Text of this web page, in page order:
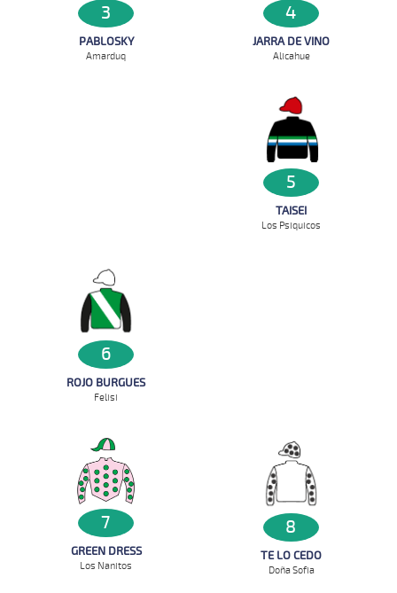
3
PABLOSKY
Amarduq
4
JARRA DE VINO
Alicahue
5
TAISEI
Los Psiquicos
6
ROJO BURGUES
Felisi
7
GREEN DRESS
Los Nanitos
8
TE LO CEDO
Doña Sofia